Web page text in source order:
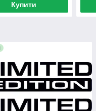
Купити